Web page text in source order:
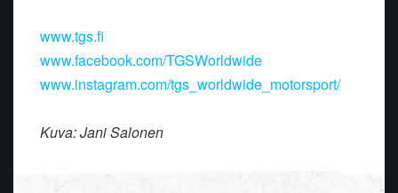
www.tgs.fi
www.facebook.com/TGSWorldwide
www.instagram.com/tgs_worldwide_motorsport/
Kuva: Jani Salonen